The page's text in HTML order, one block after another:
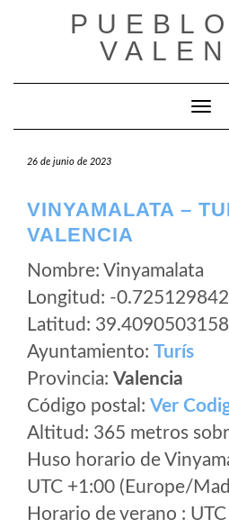
26 de junio de 2023
VINYAMALATA –
VALENCIA
Nombre: Vinyamalata
Longitud: -
Latitud:
Ayuntamiento: Turís
Provincia: Valencia
Código postal: Ver
Altitud: 365 metros
Huso horario de
UTC +1:00 (Europe/
Horario de verano :